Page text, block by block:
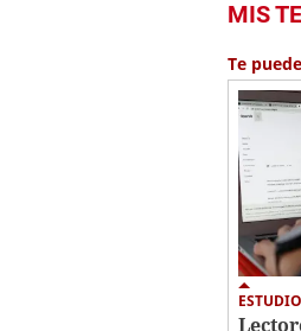
seconds
1
minute,
56
seconds
MIS
Te
ESTUDIO